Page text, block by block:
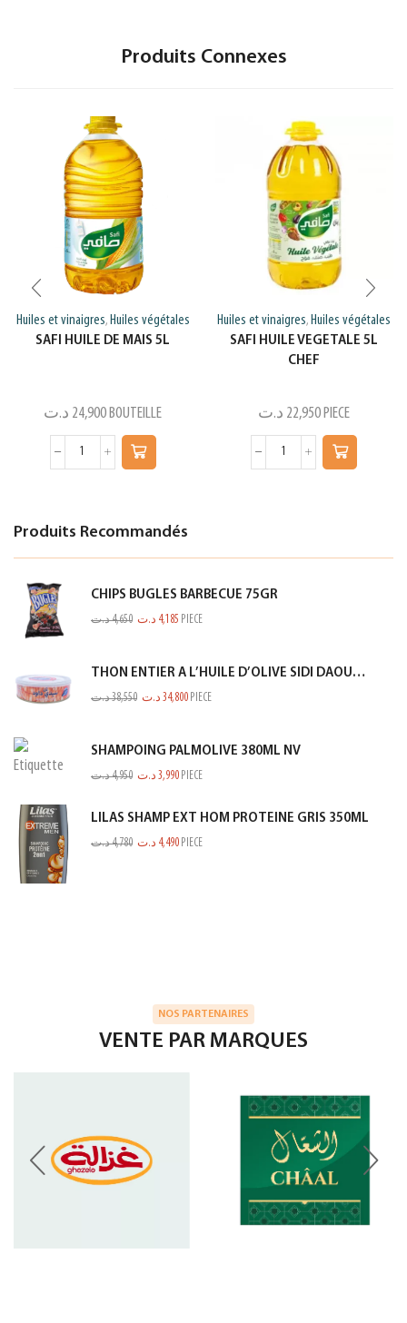
Produits Connexes
Huiles et vinaigres, Huiles végétales
SAFI HUILE DE MAIS 5L
24,900 د.ت BOUTEILLE
Huiles et vinaigres, Huiles végétales
SAFI HUILE VEGETALE 5L
CHEF
22,950 د.ت PIECE
Produits Recommandés
CHIPS BUGLES BARBECUE 75GR
4,650د.ت 4,185 د.ت PIECE
THON ENTIER A L’HUILE D’OLIVE SIDI DAOUD 950G
38,550د.ت 34,800 د.ت PIECE
SHAMPOING PALMOLIVE 380ML NV
4,950د.ت 3,990 د.ت PIECE
LILAS SHAMP EXT HOM PROTEINE GRIS 350ML
4,780د.ت 4,490 د.ت PIECE
NOS PARTENAIRES
VENTE PAR MARQUES